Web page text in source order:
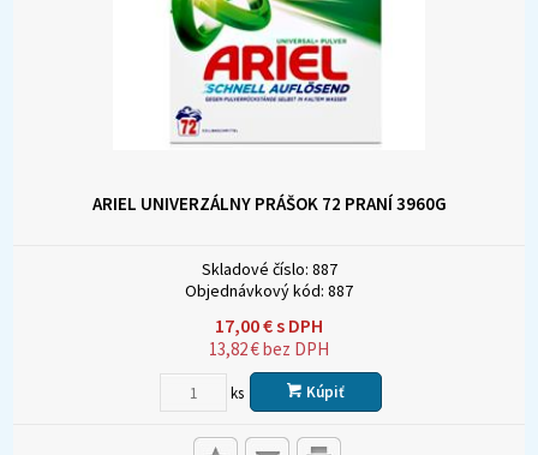
ARIEL UNIVERZÁLNY PRÁŠOK 72 PRANÍ 3960G
Skladové číslo: 887
Objednávkový kód: 887
17,00€s DPH
13,82€bez DPH
ks Kúpiť